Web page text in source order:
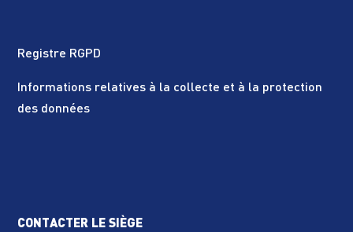
Registre RGPD
Informations relatives à la collecte et à la protection
des données
CONTACTER LE SIÈGE